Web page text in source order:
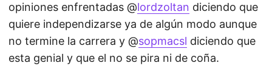
opiniones enfrentadas @lordzoltan diciendo que
quiere independizarse ya de algún modo aunque
no termine la carrera y @sopmacsl diciendo que
esta genial y que el no se pira ni de coña.